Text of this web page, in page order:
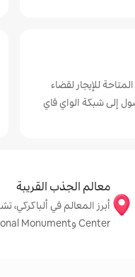
المتاحة للإيجار لقضاء
إلى شبكة الواي فاي
معالم الجذب القريبة
Center وPetroglyph National Monument